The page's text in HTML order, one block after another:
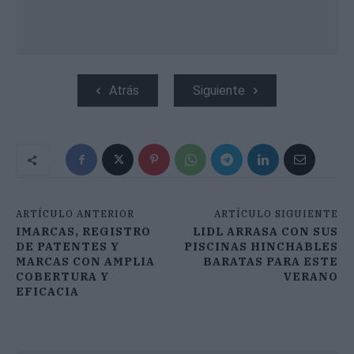
Atrás Siguiente
ARTÍCULO ANTERIOR
IMARCAS, REGISTRO
DE PATENTES Y
MARCAS CON AMPLIA
COBERTURA Y
EFICACIA
ARTÍCULO SIGUIENTE
LIDL ARRASA CON SUS
PISCINAS HINCHABLES
BARATAS PARA ESTE
VERANO